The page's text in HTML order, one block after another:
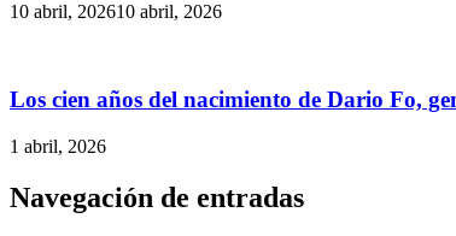
10 abril, 202610 abril, 2026
Los cien años del nacimiento de Dario Fo,
1 abril, 2026
Navegación de entradas